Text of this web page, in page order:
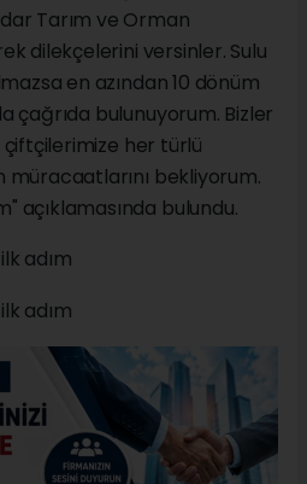
Tarım ve Orman
dilekçelerini versinler. Sulu
en azından 10 dönüm
çağrıda bulunuyorum. Bizler
çiftçilerimize her türlü
müracaatlarını bekliyorum.
açıklamasında bulundu.